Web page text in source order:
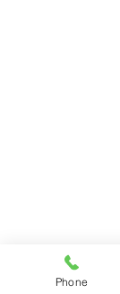
Phone